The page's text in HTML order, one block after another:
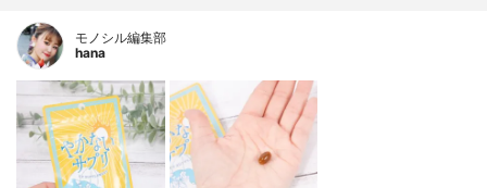
モノシル編集部
hana